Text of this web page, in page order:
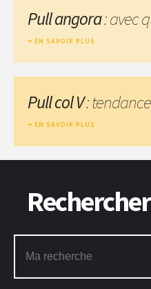
Pull angora: avec
EN SAVOIR PLUS
Pull col V:
EN SAVOIR PLUS